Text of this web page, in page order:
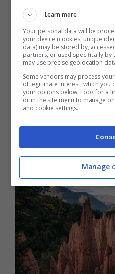
erosione hanno
geologici davvero
propriepiramidi.
della valle di Rio
nella valletta del Rio
Castro. A causa delle
tendono a cambiare
dimensioni,
tutto il paesaggio.
Learn more
Your personal data will be
your device (cookies, unique
data) may be stored by,
partners, or used specifically by
may use precise geolocation
Some vendors may process
of legitimate interest, which you
your options below. Look for a
or in the site menu to manage
and cookie settings.
Manage